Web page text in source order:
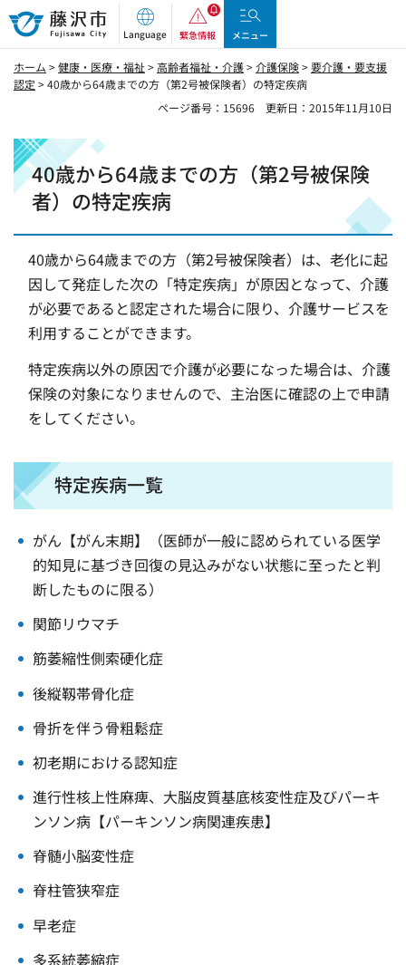
藤沢市
Language 緊急情報 メニュー
ホーム >健康・医療・福祉>高齢者福祉・介護>介護保険>要介護・要支援
認定 > 40歳から64歳までの方（第2号被保険者）の特定疾病
ページ番号：15696
更新日：2015年11月10日
40歳から64歳までの方（第2号被保険
者）の特定疾病
40歳から64歳までの方（第2号被保険者）は、老化に起
因して発症した次の「特定疾病」が原因となって、介護
が必要であると認定された場合に限り、介護サービスを
利用することができます。
特定疾病以外の原因で介護が必要になった場合は、介護
保険の対象になりませんので、主治医に確認の上で申請
をしてください。
特定疾病一覧
がん【がん末期】（医師が一般に認められている医学
的知見に基づき回復の見込みがない状態に至ったと判
断したものに限る）
関節リウマチ
筋萎縮性側索硬化症
後縦靱帯骨化症
骨折を伴う骨粗鬆症
初老期における認知症
進行性核上性麻痺、大脳皮質基底核変性症及びパーキ
ンソン病【パーキンソン病関連疾患】
脊髄小脳変性症
脊柱管狭窄症
早老症
多系統萎縮症